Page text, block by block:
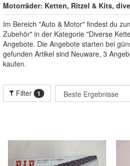
Motorräder: Ketten, Ritzel & Kits,
Im Bereich "Auto & Motor" findest du
Zubehör" in der Kategorie "Diverse
Angebote. Die Angebote starten bei
gefunden Artikel sind Neuware, 3
kaufen.
Filter 1